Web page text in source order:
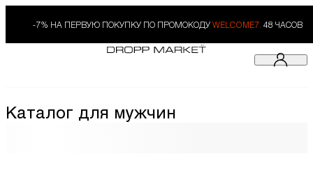
-7% НА ПЕРВУЮ ПОКУПКУ ПО ПРОМОКОДУ WELCOME7. 48 ЧАСОВ
Каталог для мужчин